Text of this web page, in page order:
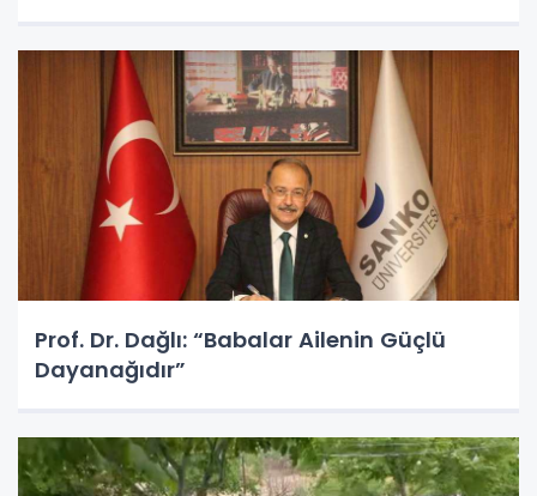
Prof. Dr. Dağlı: “Babalar Ailenin Güçlü
Dayanağıdır”